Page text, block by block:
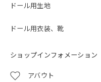
ドール用生地
ドール用衣装、靴
ショップインフォメーション
アバウト